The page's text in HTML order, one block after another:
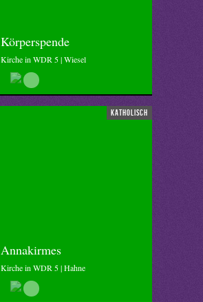
Körperspende
Kirche in WDR 5 | Wiesel
katholisch
Annakirmes
Kirche in WDR 5 | Hahne